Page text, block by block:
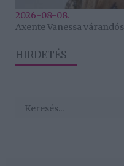
2026-08-08.
Axente Vanessa várandós
HIRDETÉS